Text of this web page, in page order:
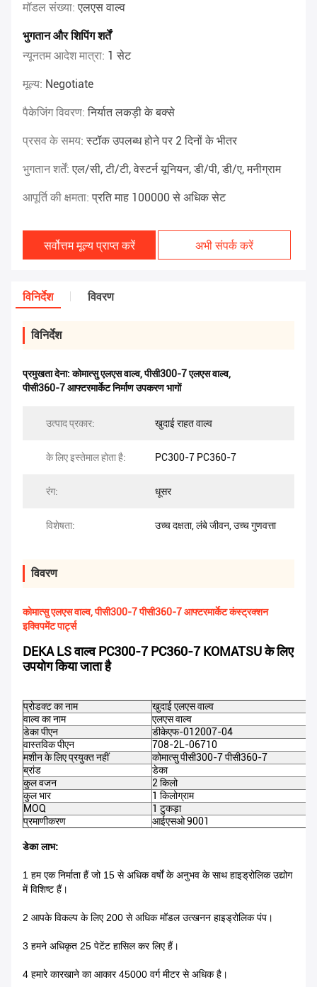
मॉडल संख्या:एलएस वाल्व
भुगतान और शिपिंग शर्तें
न्यूनतम आदेश मात्रा: 1 सेट
मूल्य: Negotiate
पैकेजिंग विवरण:निर्यात लकड़ी के बक्से
प्रसव के समय:स्टॉक उपलब्ध होने पर 2 दिनों के भीतर
भुगतान शर्तें:एल/सी, टी/टी, वेस्टर्न यूनियन, डी/पी, डी/ए, मनीग्राम
आपूर्ति की क्षमता:प्रति माह 100000 से अधिक सेट
सर्वोत्तम मूल्य प्राप्त करें अभी संपर्क करें
विनिर्देश विवरण
विनिर्देश
प्रमुखता देना:कोमात्सु एलएस वाल्व,पीसी300-7 एलएस वाल्व,
पीसी360-7 आफ्टरमार्केट निर्माण उपकरण भागों
उत्पाद प्रकार: खुदाई राहत वाल्व
के लिए इस्तेमाल होता है: PC300-7 PC360-7
रंग: धूसर
विशेषता: उच्च दक्षता, लंबे जीवन, उच्च गुणवत्ता
विवरण
कोमात्सु एलएस वाल्व, पीसी300-7 पीसी360-7 आफ्टरमार्केट कंस्ट्रक्शन
इक्विपमेंट पार्ट्स
DEKA LS वाल्व PC300-7 PC360-7 KOMATSU के लिए
उपयोग किया जाता है
प्रोडक्ट का नाम
खुदाई एलएस वाल्व
वाल्व का नाम
एलएस वाल्व
डेका पीएन
डीकेएफ-012007-04
वास्तविक पीएन
708-2L-06710
मशीन के लिए प्रयुक्त नहीं
कोमात्सु पीसी300-7 पीसी360-7
ब्रांड
डेका
कुल वजन
2 किलो
कुल भार
1 किलोग्राम
MOQ
1 टुकड़ा
प्रमाणीकरण
आईएसओ 9001
डेका लाभ:
1 हम एक निर्माता हैं जो 15 से अधिक वर्षों के अनुभव के साथ हाइड्रोलिक उद्योग
में विशिष्ट हैं।
2 आपके विकल्प के लिए 200 से अधिक मॉडल उत्खनन हाइड्रोलिक पंप।
3 हमने अधिकृत 25 पेटेंट हासिल कर लिए हैं।
4 हमारे कारखाने का आकार 45000 वर्ग मीटर से अधिक है।